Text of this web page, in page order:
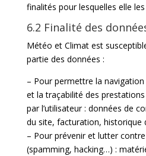
finalités pour lesquelles elle
6.2 Finalité des
Météo et Climat est
partie des données :
– Pour permettre la
et la traçabilité des
par l’utilisateur : données de
du site, facturation, historique
– Pour prévenir et lutter
(spamming, hacking…) :